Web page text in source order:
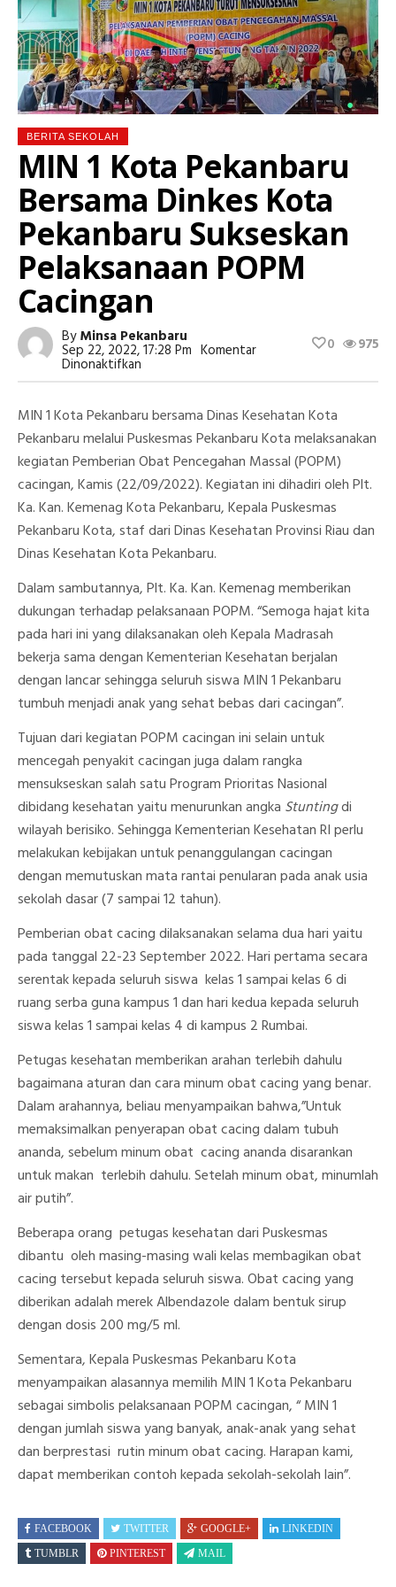
BERITA SEKOLAH
MIN 1 Kota Pekanbaru
Bersama Dinkes Kota
Pekanbaru Sukseskan
Pelaksanaan POPM
Cacingan
ByMinsa Pekanbaru
Sep 22, 2022, 17:28 Pm Komentar
Dinonaktifkan
MIN
Kota
Pekanbaru
Bersama
Dinkes
Kota
Pekanbaru
Sukseskan
Pelaksanaan
POPM
Cacingan
975
0
MIN 1 Kota Pekanbaru bersama Dinas Kesehatan Kota
Pekanbaru melalui Puskesmas Pekanbaru Kota melaksanakan
kegiatan Pemberian Obat Pencegahan Massal (POPM)
cacingan, Kamis (22/09/2022). Kegiatan ini dihadiri oleh Plt.
Ka. Kan. Kemenag Kota Pekanbaru, Kepala Puskesmas
Pekanbaru Kota, staf dari Dinas Kesehatan Provinsi Riau dan
Dinas Kesehatan Kota Pekanbaru.
Dalam sambutannya, Plt. Ka. Kan. Kemenag memberikan
dukungan terhadap pelaksanaan POPM. “Semoga hajat kita
pada hari ini yang dilaksanakan oleh Kepala Madrasah
bekerja sama dengan Kementerian Kesehatan berjalan
dengan lancar sehingga seluruh siswa MIN 1 Pekanbaru
tumbuh menjadi anak yang sehat bebas dari cacingan”.
Tujuan dari kegiatan POPM cacingan ini selain untuk
mencegah penyakit cacingan juga dalam rangka
mensukseskan salah satu Program Prioritas Nasional
dibidang kesehatan yaitu menurunkan angka Stuntingdi
wilayah berisiko. Sehingga Kementerian Kesehatan RI perlu
melakukan kebijakan untuk penanggulangan cacingan
dengan memutuskan mata rantai penularan pada anak usia
sekolah dasar (7 sampai 12 tahun).
Pemberian obat cacing dilaksanakan selama dua hari yaitu
pada tanggal 22-23 September 2022. Hari pertama secara
serentak kepada seluruh siswa kelas 1 sampai kelas 6 di
ruang serba guna kampus 1 dan hari kedua kepada seluruh
siswa kelas 1 sampai kelas 4 di kampus 2 Rumbai.
Petugas kesehatan memberikan arahan terlebih dahulu
bagaimana aturan dan cara minum obat cacing yang benar.
Dalam arahannya, beliau menyampaikan bahwa,”Untuk
memaksimalkan penyerapan obat cacing dalam tubuh
ananda, sebelum minum obat cacing ananda disarankan
untuk makan terlebih dahulu. Setelah minum obat, minumlah
air putih”.
Beberapa orang petugas kesehatan dari Puskesmas
dibantu oleh masing-masing wali kelas membagikan obat
cacing tersebut kepada seluruh siswa. Obat cacing yang
diberikan adalah merek Albendazole dalam bentuk sirup
dengan dosis 200 mg/5 ml.
Sementara, Kepala Puskesmas Pekanbaru Kota
menyampaikan alasannya memilih MIN 1 Kota Pekanbaru
sebagai simbolis pelaksanaan POPM cacingan, “ MIN 1
dengan jumlah siswa yang banyak, anak-anak yang sehat
dan berprestasi rutin minum obat cacing. Harapan kami,
dapat memberikan contoh kepada sekolah-sekolah lain”.
FACEBOOK TWITTER GOOGLE+
LINKEDIN
TUMBLR
PINTEREST MAIL